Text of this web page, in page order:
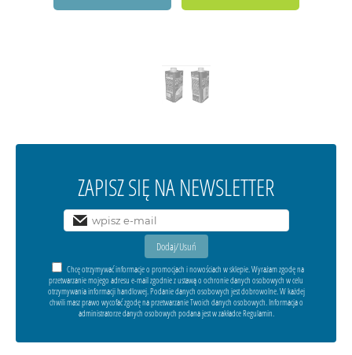
ZAPISZ SIĘ NA NEWSLETTER
Chcę otrzymywać informacje o promocjach i nowościach w sklepie. Wyrażam zgodę na
przetwarzanie mojego adresu e-mail zgodnie z ustawą o ochronie danych osobowych w celu
otrzymywania informacji handlowej. Podanie danych osobowych jest dobrowolne. W każdej
chwili masz prawo wycofać zgodę na przetwarzanie Twoich danych osobowych. Informacja o
administratorze danych osobowych podana jest w zakładce Regulamin.